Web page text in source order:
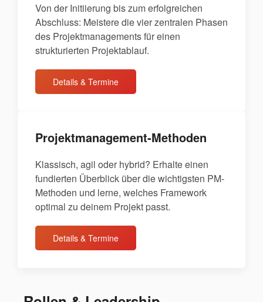
Von der Initiierung bis zum erfolgreichen
Abschluss: Meistere die vier zentralen Phasen
des Projektmanagements für einen
strukturierten Projektablauf.
Details & Termine
Projektmanagement-Methoden
Klassisch, agil oder hybrid? Erhalte einen
fundierten Überblick über die wichtigsten PM-
Methoden und lerne, welches Framework
optimal zu deinem Projekt passt.
Details & Termine